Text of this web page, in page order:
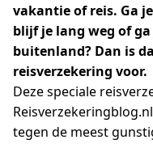
vakantie of reis. Ga
blijf je lang weg of
buitenland? Dan is
reisverzekering voor.
Deze speciale
tegen de meest